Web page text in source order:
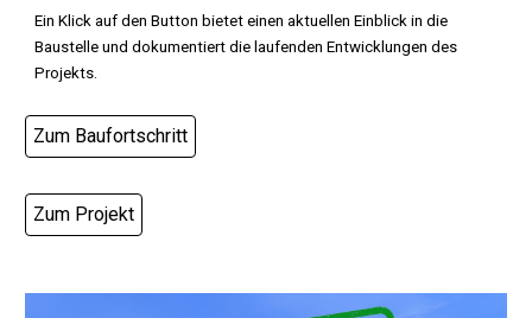
Ein Klick auf den Button bietet einen aktuellen Einblick in die
Baustelle und dokumentiert die laufenden Entwicklungen des
Projekts.
Zum Baufortschritt
Zum Projekt